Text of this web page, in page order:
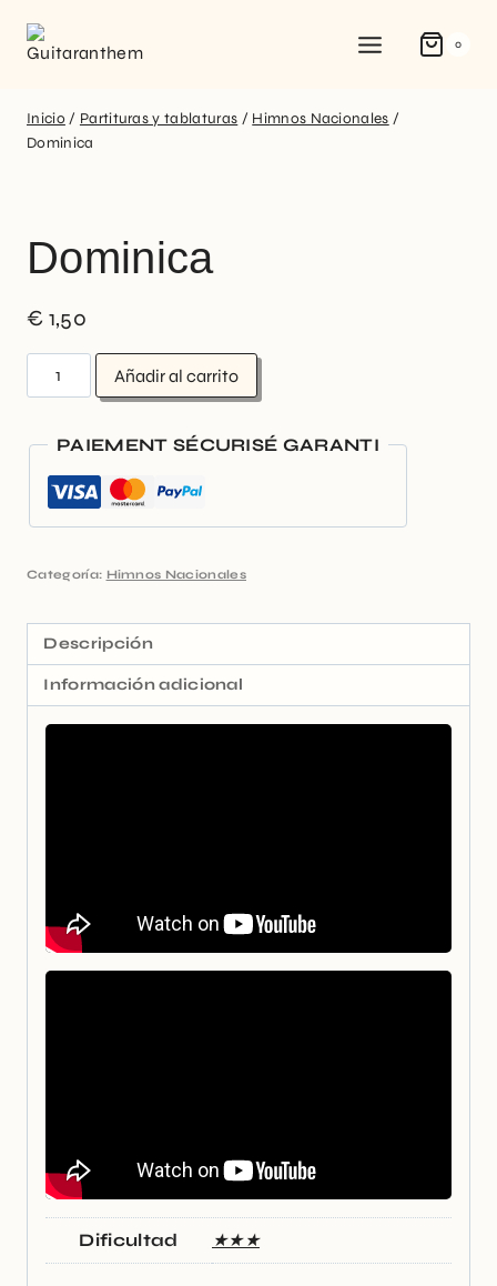
0
Inicio / Partituras y tablaturas / Himnos Nacionales /
Dominica
Dominica
€ 1,50
Añadir al carrito
PAIEMENT SÉCURISÉ GARANTI
Categoría: Himnos Nacionales
Descripción
Información adicional
Dificultad ★★★